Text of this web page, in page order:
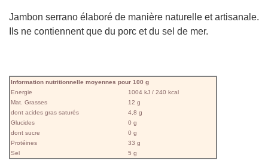
Jambon serrano élaboré de manière naturelle et artisanale.
Ils ne contiennent que du porc et du sel de mer.
Information nutritionnelle moyennes pour 100 g
Energie
1004 kJ / 240 kcal
Mat. Grasses
12 g
dont acides gras saturés
4,8 g
Glucides
0 g
dont sucre
0 g
Protéines
33 g
Sel
5 g